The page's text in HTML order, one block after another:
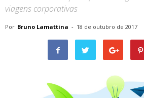
viagens corporativas
Por Bruno Lamattina - 18 de outubro de 2017